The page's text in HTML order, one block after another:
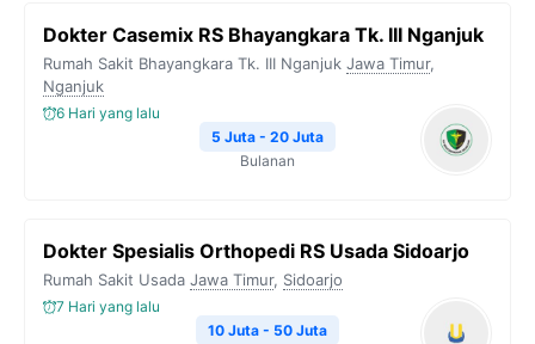
Dokter Casemix RS Bhayangkara Tk. III Nganjuk
Rumah Sakit Bhayangkara Tk. III Nganjuk Jawa Timur,
Nganjuk
6 Hari yang lalu
5 Juta - 20 Juta
Bulanan
Dokter Spesialis Orthopedi RS Usada Sidoarjo
Rumah Sakit Usada Jawa Timur, Sidoarjo
7 Hari yang lalu
10 Juta - 50 Juta